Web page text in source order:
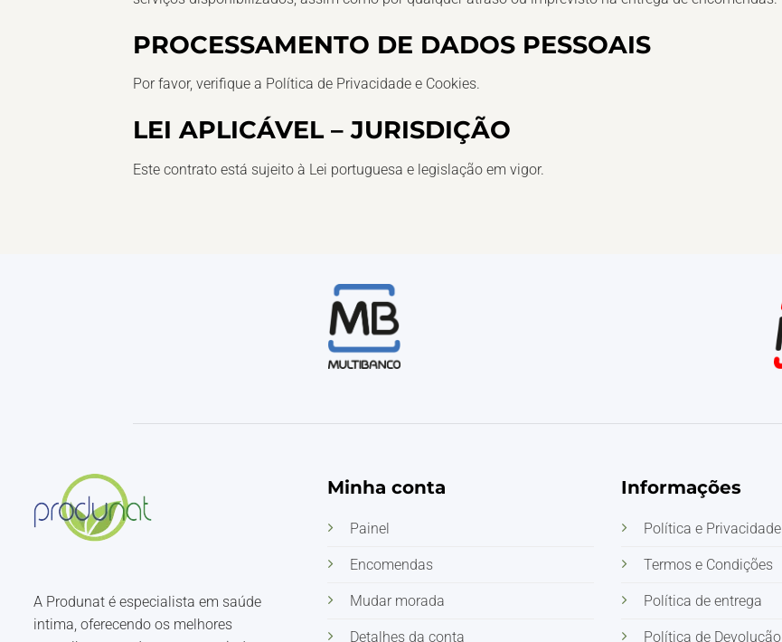
PROCESSAMENTO DE DADOS PESSOAIS
Por favor, verifique a Política de Privacidade e Cookies.
LEI APLICÁVEL – JURISDIÇÃO
Este contrato está sujeito à Lei portuguesa e legislação em vigor.
A Produnat é especialista em saúde
intima, oferecendo os melhores
Minha conta
Painel
Encomendas
Mudar morada
Detalhes da conta
Informações
Política e Privacidade
Termos e Condições
Política de entrega
Política de Devolução